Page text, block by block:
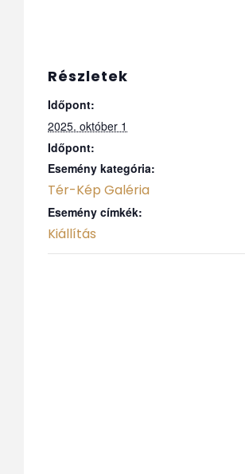
Részletek
Időpont:
2025. október 1
Időpont:
Esemény kategória:
Tér-Kép Galéria
Esemény címkék:
Kiállítás